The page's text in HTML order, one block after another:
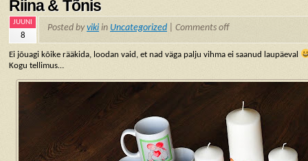
Riina & Tõnis
JUUNI
8
Posted byviki in Uncategorized Comments off
Ei jõuagi kõike rääkida, loodan vaid, et nad väga palju vihma ei saanud laupäeval
Kogu tellimus…